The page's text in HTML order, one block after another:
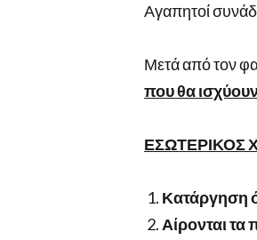
Αγαπητοί
Μετά από τον
που θα
ΕΣΩΤΕΡΙΚΟΣ
Κατάργηση
Αίρονται τα